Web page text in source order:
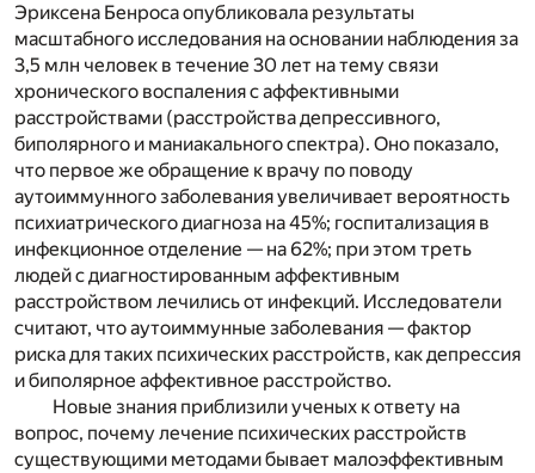
Эриксена Бенроса опубликовала результаты
масштабного исследования на основании наблюдения за
3,5 млн человек в течение 30 лет на тему связи
хронического воспаления с аффективными
расстройствами (расстройства депрессивного,
биполярного и маниакального спектра). Оно показало,
что первое же обращение к врачу по поводу
аутоиммунного заболевания увеличивает вероятность
психиатрического диагноза на 45%; госпитализация в
инфекционное отделение — на 62%; при этом треть
людей с диагностированным аффективным
расстройством лечились от инфекций. Исследователи
считают, что аутоиммунные заболевания — фактор
риска для таких психических расстройств, как депрессия
и биполярное аффективное расстройство.
Новые знания приблизили ученых к ответу на
вопрос, почему лечение психических расстройств
существующими методами бывает малоэффективным